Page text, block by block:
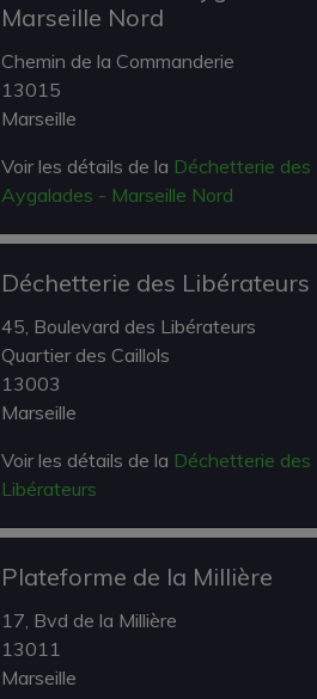
Marseille Nord
Chemin de la Commanderie
13015
Marseille
Voir les détails de la Déchetterie des
Aygalades - Marseille Nord
Déchetterie des Libérateurs
45, Boulevard des Libérateurs
Quartier des Caillols
13003
Marseille
Voir les détails de la Déchetterie des
Libérateurs
Plateforme de la Millière
17, Bvd de la Millière
13011
Marseille